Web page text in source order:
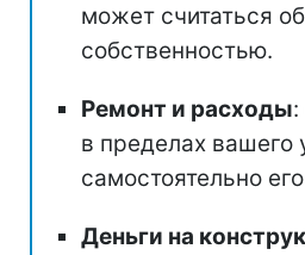
может считаться
собственностью.
Ремонт и расходы:
в пределах вашего
самостоятельно
Деньги на